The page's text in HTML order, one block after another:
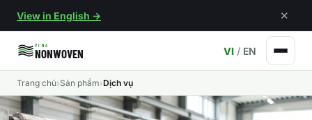
View in English → ✕
VINA
NONWOVEN VI / EN
Trang chủ›Sản phẩm›Dịch vụ